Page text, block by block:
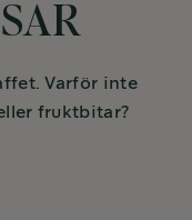
Varför inte
fruktbitar?